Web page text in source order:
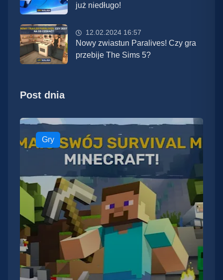
już niedługo!
12.02.2024 16:57
Nowy zwiastun Paralives! Czy gra
przebije The Sims 5?
Post dnia
Gry